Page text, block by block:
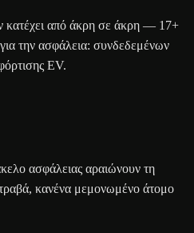
κατέχει από άκρη σε άκρη — 17+
την ασφάλεια: συνδεδεμένων
EV.
ασφάλειας αραιώνουν τη
κανένα μεμονωμένο άτομο